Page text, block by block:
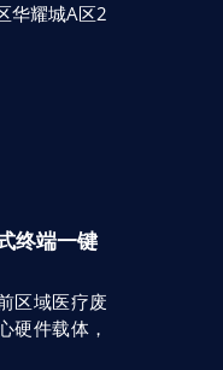
华耀城A区2
终端一键
区域医疗废
硬件载体，